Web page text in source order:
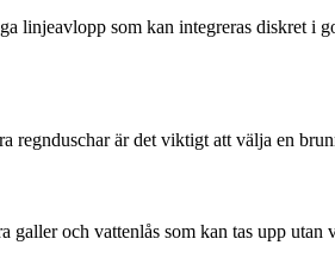
linjeavlopp som kan integreras diskret i
regnduschar är det viktigt att välja en
och vattenlås som kan tas upp